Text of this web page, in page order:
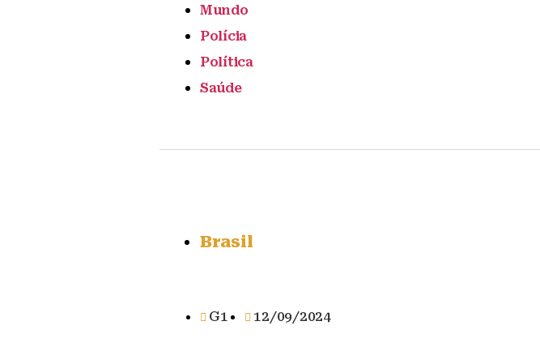
Mundo
Polícia
Política
Saúde
Brasil
G1 12/09/2024